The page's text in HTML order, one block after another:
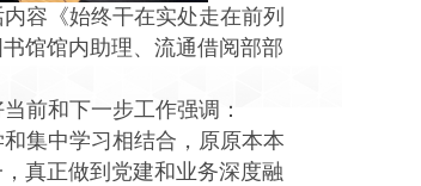
容《始终干在实处走在前列
馆馆内助理、流通借阅部部
前和下一步工作强调：
集中学习相结合，原原本本
真正做到党建和业务深度融